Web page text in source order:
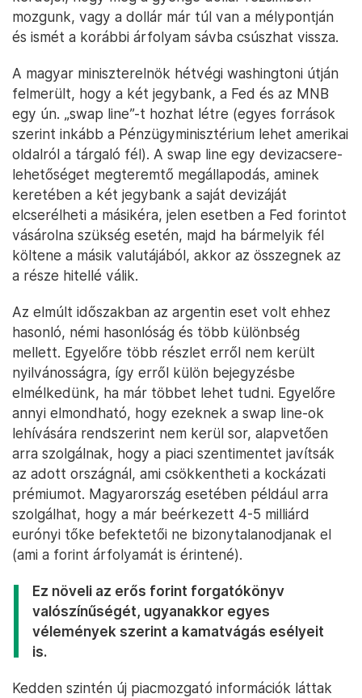
mozgunk, vagy a dollár már túl van a mélypontján
és ismét a korábbi árfolyam sávba csúszhat vissza.
A magyar miniszterelnök hétvégi washingtoni útján
felmerült, hogy a két jegybank, a Fed és az MNB
egy ún. „swap line”-t hozhat létre (egyes források
szerint inkább a Pénzügyminisztérium lehet amerikai
oldalról a tárgaló fél). A swap line egy devizacsere-
lehetőséget megteremtő megállapodás, aminek
keretében a két jegybank a saját devizáját
elcserélheti a másikéra, jelen esetben a Fed forintot
vásárolna szükség esetén, majd ha bármelyik fél
költene a másik valutájából, akkor az összegnek az
a része hitellé válik.
Az elmúlt időszakban az argentin eset volt ehhez
hasonló, némi hasonlóság és több különbség
mellett. Egyelőre több részlet erről nem került
nyilvánosságra, így erről külön bejegyzésbe
elmélkedünk, ha már többet lehet tudni. Egyelőre
annyi elmondható, hogy ezeknek a swap line-ok
lehívására rendszerint nem kerül sor, alapvetően
arra szolgálnak, hogy a piaci szentimentet javítsák
az adott országnál, ami csökkentheti a kockázati
prémiumot. Magyarország esetében például arra
szolgálhat, hogy a már beérkezett 4-5 milliárd
eurónyi tőke befektetői ne bizonytalanodjanak el
(ami a forint árfolyamát is érintené).
Ez növeli az erős forint forgatókönyv
valószínűségét, ugyanakkor egyes
vélemények szerint a kamatvágás esélyeit
is.
Kedden szintén új piacmozgató információk láttak